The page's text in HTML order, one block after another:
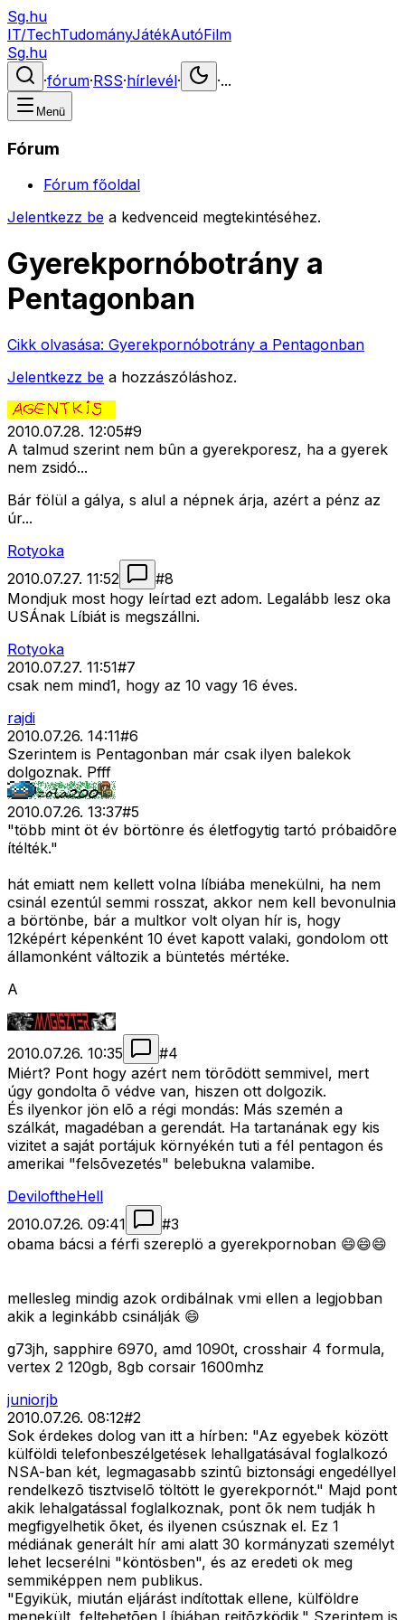
Sg.hu
IT/TechTudományJátékAutóFilm
Sg.hu
·fórum·RSS·hírlevél· ·...
Menü
Fórum
Fórum főoldal
Jelentkezz be a kedvenceid megtekintéséhez.
Gyerekpornóbotrány a
Pentagonban
Cikk olvasása: Gyerekpornóbotrány a Pentagonban
Jelentkezz be a hozzászóláshoz.
2010.07.28. 12:05#9
A talmud szerint nem bûn a gyerekporesz, ha a gyerek
nem zsidó...
Bár fölül a gálya, s alul a népnek árja, azért a pénz az
úr...
Rotyoka
2010.07.27. 11:52
#8
Mondjuk most hogy leírtad ezt adom. Legalább lesz oka
USÁnak Líbiát is megszállni.
Rotyoka
2010.07.27. 11:51#7
csak nem mind1, hogy az 10 vagy 16 éves.
rajdi
2010.07.26. 14:11#6
Szerintem is Pentagonban már csak ilyen balekok
dolgoznak. Pfff
2010.07.26. 13:37#5
"több mint öt év börtönre és életfogytig tartó próbaidõre
ítélték."
hát emiatt nem kellett volna líbiába menekülni, ha nem
csinál ezentúl semmi rosszat, akkor nem kell bevonulnia
a börtönbe, bár a multkor volt olyan hír is, hogy
12képért képenként 10 évet kapott valaki, gondolom ott
államonként változik a büntetés mértéke.
A
2010.07.26. 10:35 #4
Miért? Pont hogy azért nem törõdött semmivel, mert
úgy gondolta õ védve van, hiszen ott dolgozik.
És ilyenkor jön elõ a régi mondás: Más szemén a
szálkát, magadéban a gerendát. Ha tartanának egy kis
vizitet a saját portájuk környékén tuti a fél pentagon és
amerikai "felsõvezetés" belebukna valamibe.
DeviloftheHell
2010.07.26. 09:41
#3
obama bácsi a férfi szereplö a gyerekpornoban 😄😄😄
mellesleg mindig azok ordibálnak vmi ellen a legjobban
akik a leginkább csinálják 😄
g73jh, sapphire 6970, amd 1090t, crosshair 4 formula,
vertex 2 120gb, 8gb corsair 1600mhz
juniorjb
2010.07.26. 08:12#2
Sok érdekes dolog van itt a hírben: "Az egyebek között
külföldi telefonbeszélgetések lehallgatásával foglalkozó
NSA-ban két, legmagasabb szintû biztonsági engedéllyel
rendelkezõ tisztviselõ töltött le gyerekpornót." Majd pont
akik lehalgatással foglalkoznak, pont õk nem tudják h
megfigyelhetik õket, és ilyenen csúsznak el. Ez 1
médiának generált hír ami alatt 30 kormányzati személyt
lehet lecserélni "köntösben", és az eredeti ok meg
semmiképpen nem publikus.
"Egyikük, miután eljárást indítottak ellene, külföldre